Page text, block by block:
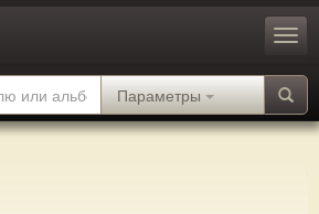
Параметры